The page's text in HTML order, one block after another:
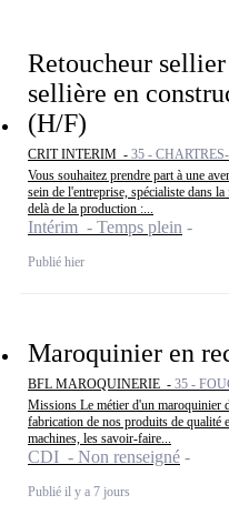
Retoucheur
sellière en
(H/F)
CRIT INTERIM - 35 -
Vous souhaitez prendre part à une
sein de l'entreprise, spécialiste dans
delà de la production :...
Intérim - Temps plein
Publié hier
Maroquinier en
BFL MAROQUINERIE - 35 -
Missions Le métier d'un maroquinier
fabrication de nos produits de qualité
machines, les savoir-faire...
CDI - Non renseigné
Publié il y a 7 jours